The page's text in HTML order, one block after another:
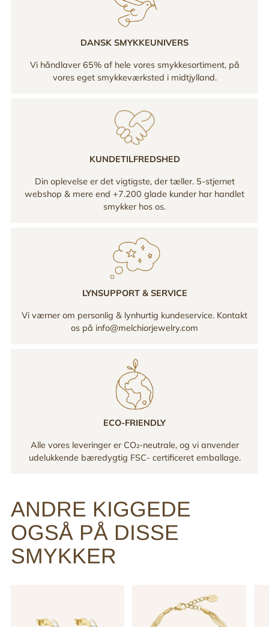
DANSK SMYKKEUNIVERS
Vi håndlaver 65% af hele vores smykkesortiment, på
vores eget smykkeværksted i midtjylland.
KUNDETILFREDSHED
Din oplevelse er det vigtigste, der tæller. 5-stjernet
webshop & mere end +7.200 glade kunder har handlet
smykker hos os.
LYNSUPPORT & SERVICE
Vi værner om personlig & lynhurtig kundeservice. Kontakt
os på info@melchiorjewelry.com
ECO-FRIENDLY
Alle vores leveringer er CO₂-neutrale, og vi anvender
udelukkende bæredygtig FSC- certificeret emballage.
ANDRE KIGGEDE
OGSÅ PÅ DISSE
SMYKKER